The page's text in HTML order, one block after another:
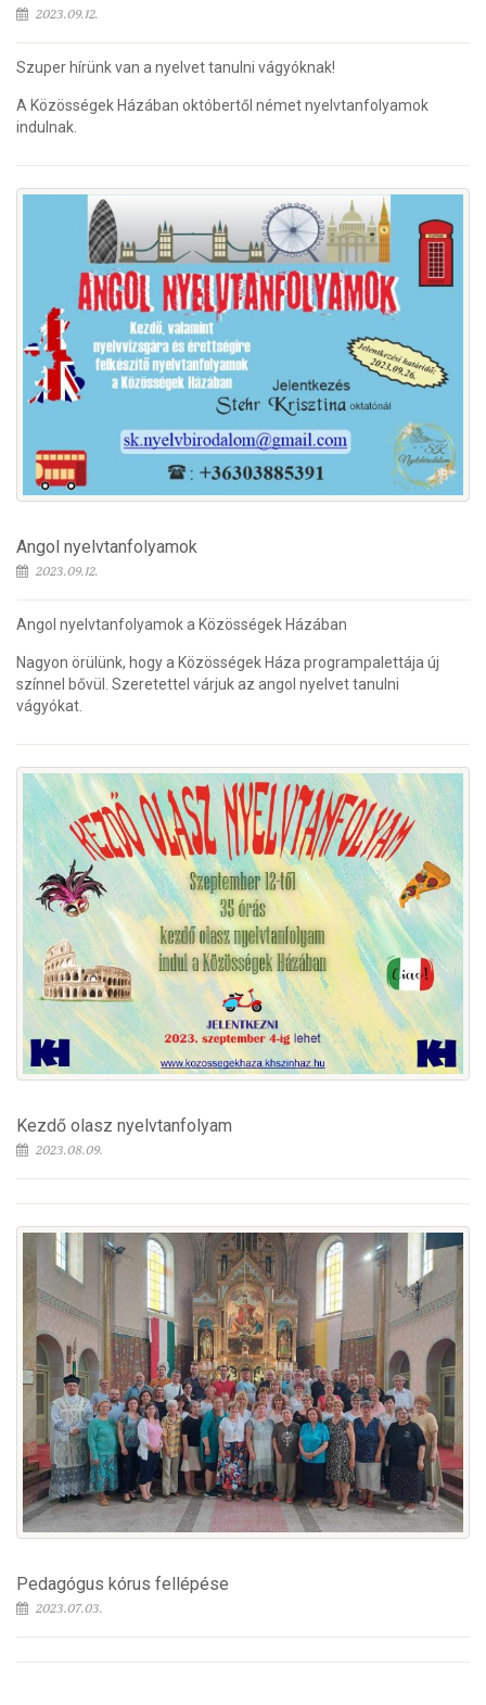
2023.09.12.
Szuper hírünk van a nyelvet tanulni vágyóknak!
A Közösségek Házában októbertől német nyelvtanfolyamok
indulnak.
Angol nyelvtanfolyamok
2023.09.12.
Angol nyelvtanfolyamok a Közösségek Házában
Nagyon örülünk, hogy a Közösségek Háza programpalettája új
színnel bővül. Szeretettel várjuk az angol nyelvet tanulni
vágyókat.
Kezdő olasz nyelvtanfolyam
2023.08.09.
Pedagógus kórus fellépése
2023.07.03.